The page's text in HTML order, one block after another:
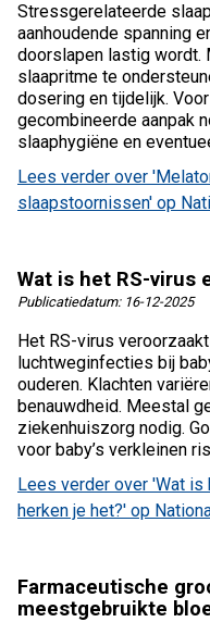
Stressgerelateerde
aanhoudende spanning
doorslapen lastig wordt.
slaapritme te
dosering en tijdelijk.
gecombineerde aanpak
slaaphygiëne en
Lees verder over
slaapstoornissen' op
Wat is het RS-virus
Publicatiedatum: 16-12-2025
Het RS-virus
luchtweginfecties bij
ouderen. Klachten
benauwdheid. Meestal
ziekenhuiszorg nodig.
voor baby’s verkleinen
Lees verder over 'Wat is
herken je het?' op
Farmaceutische
meestgebruikte